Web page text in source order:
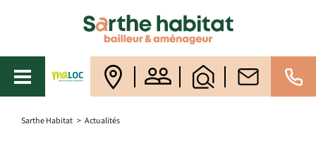
Sarthe Habitat > Actualités